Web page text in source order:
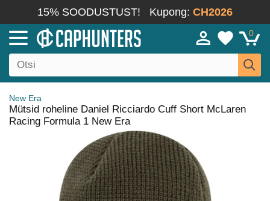
15% SOODUSTUST! Kupong: CH2026
0
New Era
Mütsid roheline Daniel Ricciardo Cuff Short McLaren
Racing Formula 1 New Era